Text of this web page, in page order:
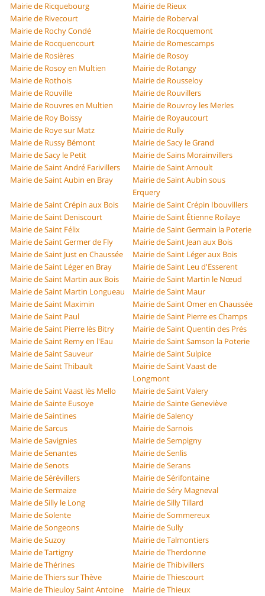
Mairie de Ricquebourg
Mairie de Rieux
Mairie de Rivecourt
Mairie de Roberval
Mairie de Rochy Condé
Mairie de Rocquemont
Mairie de Rocquencourt
Mairie de Romescamps
Mairie de Rosières
Mairie de Rosoy
Mairie de Rosoy en Multien
Mairie de Rotangy
Mairie de Rothois
Mairie de Rousseloy
Mairie de Rouville
Mairie de Rouvillers
Mairie de Rouvres en Multien
Mairie de Rouvroy les Merles
Mairie de Roy Boissy
Mairie de Royaucourt
Mairie de Roye sur Matz
Mairie de Rully
Mairie de Russy Bémont
Mairie de Sacy le Grand
Mairie de Sacy le Petit
Mairie de Sains Morainvillers
Mairie de Saint André Farivillers
Mairie de Saint Arnoult
Mairie de Saint Aubin en Bray
Mairie de Saint Aubin sous
Erquery
Mairie de Saint Crépin aux Bois
Mairie de Saint Crépin Ibouvillers
Mairie de Saint Deniscourt
Mairie de Saint Étienne Roilaye
Mairie de Saint Félix
Mairie de Saint Germain la Poterie
Mairie de Saint Germer de Fly
Mairie de Saint Jean aux Bois
Mairie de Saint Just en Chaussée
Mairie de Saint Léger aux Bois
Mairie de Saint Léger en Bray
Mairie de Saint Leu d'Esserent
Mairie de Saint Martin aux Bois
Mairie de Saint Martin le Nœud
Mairie de Saint Martin Longueau
Mairie de Saint Maur
Mairie de Saint Maximin
Mairie de Saint Omer en Chaussée
Mairie de Saint Paul
Mairie de Saint Pierre es Champs
Mairie de Saint Pierre lès Bitry
Mairie de Saint Quentin des Prés
Mairie de Saint Remy en l'Eau
Mairie de Saint Samson la Poterie
Mairie de Saint Sauveur
Mairie de Saint Sulpice
Mairie de Saint Thibault
Mairie de Saint Vaast de
Longmont
Mairie de Saint Vaast lès Mello
Mairie de Saint Valery
Mairie de Sainte Eusoye
Mairie de Sainte Geneviève
Mairie de Saintines
Mairie de Salency
Mairie de Sarcus
Mairie de Sarnois
Mairie de Savignies
Mairie de Sempigny
Mairie de Senantes
Mairie de Senlis
Mairie de Senots
Mairie de Serans
Mairie de Sérévillers
Mairie de Sérifontaine
Mairie de Sermaize
Mairie de Séry Magneval
Mairie de Silly le Long
Mairie de Silly Tillard
Mairie de Solente
Mairie de Sommereux
Mairie de Songeons
Mairie de Sully
Mairie de Suzoy
Mairie de Talmontiers
Mairie de Tartigny
Mairie de Therdonne
Mairie de Thérines
Mairie de Thibivillers
Mairie de Thiers sur Thève
Mairie de Thiescourt
Mairie de Thieuloy Saint Antoine
Mairie de Thieux